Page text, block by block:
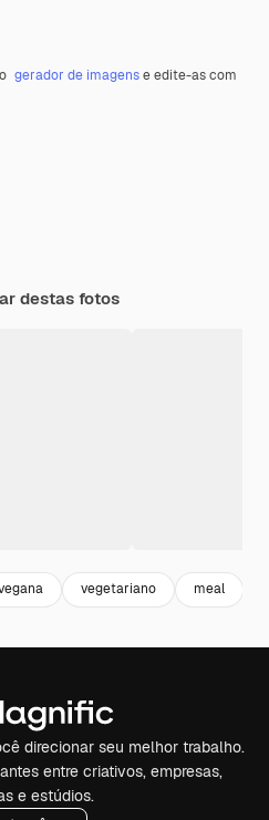
gerador de imagense edite-as com
destas fotos
vegetariano meal
direcionar seu melhor trabalho.
entre criativos, empresas,
e estúdios.